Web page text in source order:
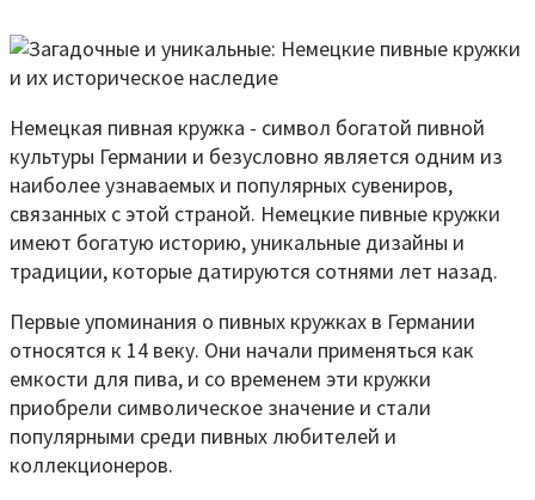
Немецкая пивная кружка - символ богатой пивной
культуры Германии и безусловно является одним из
наиболее узнаваемых и популярных сувениров,
связанных с этой страной. Немецкие пивные кружки
имеют богатую историю, уникальные дизайны и
традиции, которые датируются сотнями лет назад.
Первые упоминания о пивных кружках в Германии
относятся к 14 веку. Они начали применяться как
емкости для пива, и со временем эти кружки
приобрели символическое значение и стали
популярными среди пивных любителей и
коллекционеров.